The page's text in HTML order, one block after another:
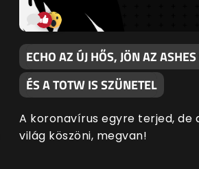
ECHO AZ ÚJ HŐS, JÖN AZ
ÉS A TOTW IS SZÜNETEL
A koronavírus egyre terjed, de
világ köszöni, megvan!